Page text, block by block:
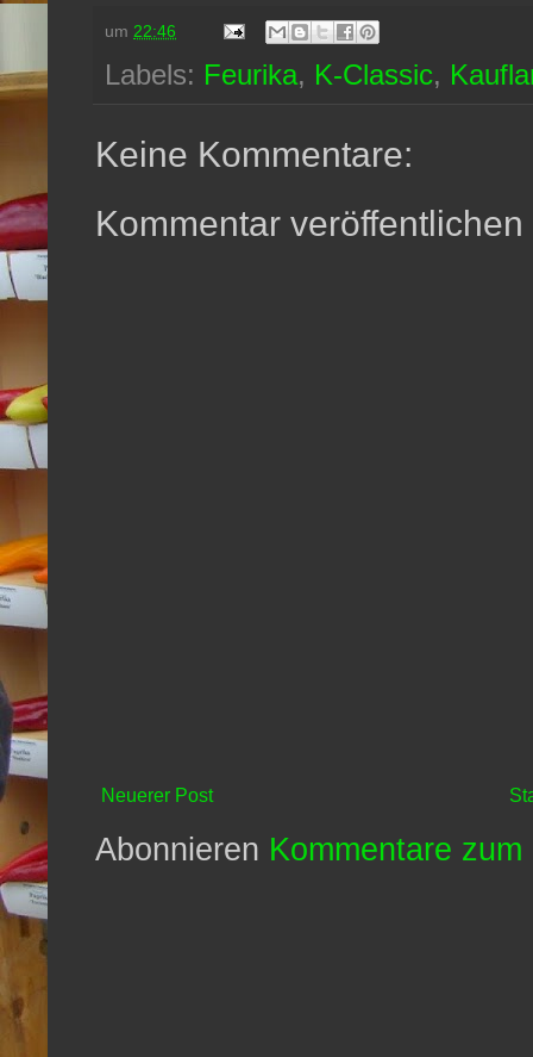
um 22:46
Labels: Feurika, K-Classic,
Keine Kommentare:
Kommentar veröffentlichen
Neuerer Post
Abonnieren Kommentare